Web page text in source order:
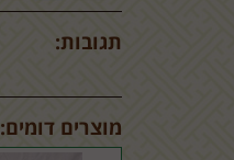
תגובות:
מוצרים דומים: